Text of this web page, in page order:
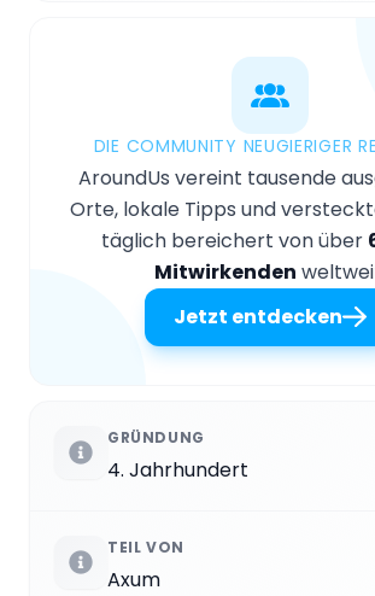
DIE COMMUNITY NEUGIERIGER
AroundUs vereint tausende
Orte, lokale Tipps und
täglich bereichert von über
Mitwirkenden
Jetzt entdecken
GRÜNDUNG
4. Jahrhundert
TEIL VON
Axum